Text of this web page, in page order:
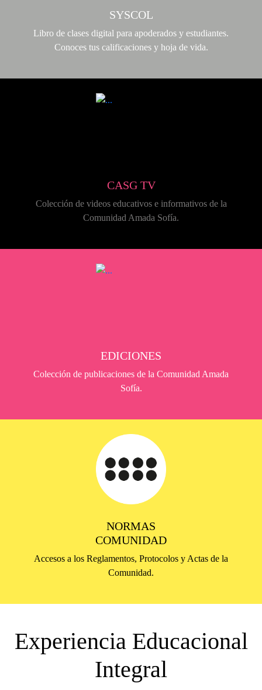
SYSCOL
Libro de clases digital para apoderados y estudiantes.
Conoces tus calificaciones y hoja de vida.
CASG TV
Colección de videos educativos e informativos de la
Comunidad Amada Sofía.
EDICIONES
Colección de publicaciones de la Comunidad Amada
Sofía.
NORMAS
COMUNIDAD
Accesos a los Reglamentos, Protocolos y Actas de la
Comunidad.
Experiencia Educacional
Integral